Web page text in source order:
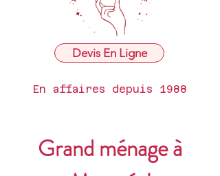
Devis En Ligne
En affaires depuis 1988
Grand ménage à